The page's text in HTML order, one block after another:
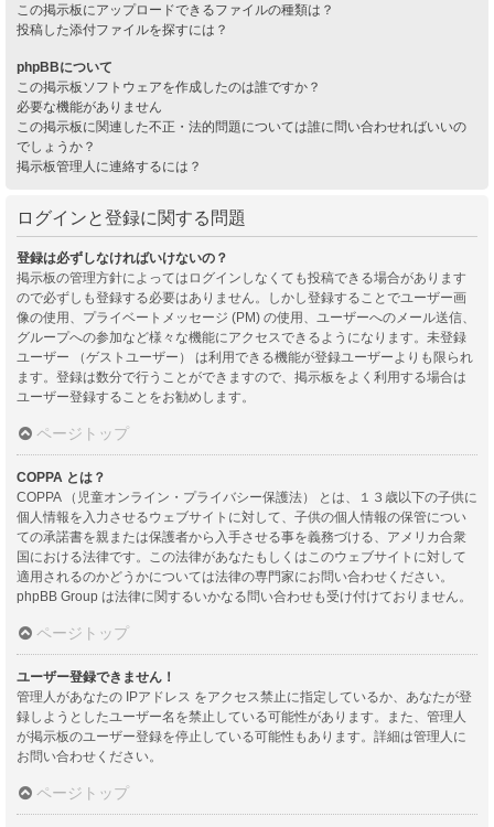
この掲示板にアップロードできるファイルの種類は？
投稿した添付ファイルを探すには？
phpBBについて
この掲示板ソフトウェアを作成したのは誰ですか？
必要な機能がありません
この掲示板に関連した不正・法的問題については誰に問い合わせればいいの
でしょうか？
掲示板管理人に連絡するには？
ログインと登録に関する問題
登録は必ずしなければいけないの？
掲示板の管理方針によってはログインしなくても投稿できる場合があります
ので必ずしも登録する必要はありません。しかし登録することでユーザー画
像の使用、プライベートメッセージ (PM) の使用、ユーザーへのメール送信、
グループへの参加など様々な機能にアクセスできるようになります。未登録
ユーザー （ゲストユーザー） は利用できる機能が登録ユーザーよりも限られ
ます。登録は数分で行うことができますので、掲示板をよく利用する場合は
ユーザー登録することをお勧めします。
ページトップ
COPPA とは？
COPPA （児童オンライン・プライバシー保護法） とは、１３歳以下の子供に
個人情報を入力させるウェブサイトに対して、子供の個人情報の保管につい
ての承諾書を親または保護者から入手させる事を義務づける、アメリカ合衆
国における法律です。この法律があなたもしくはこのウェブサイトに対して
適用されるのかどうかについては法律の専門家にお問い合わせください。
phpBB Group は法律に関するいかなる問い合わせも受け付けておりません。
ページトップ
ユーザー登録できません！
管理人があなたの IPアドレス をアクセス禁止に指定しているか、あなたが登
録しようとしたユーザー名を禁止している可能性があります。また、管理人
が掲示板のユーザー登録を停止している可能性もあります。詳細は管理人に
お問い合わせください。
ページトップ